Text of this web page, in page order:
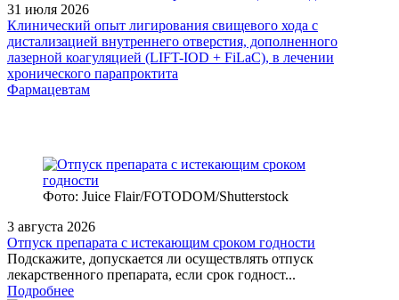
31 июля 2026
Клинический опыт лигирования свищевого хода с
дистализацией внутреннего отверстия, дополненного
лазерной коагуляцией (LIFT-IOD + FiLaC), в лечении
хронического парапроктита
Фармацевтам
Фото: Juice Flair/FOTODOM/Shutterstoсk
3 августа 2026
Отпуск препарата с истекающим сроком годности
Подскажите, допускается ли осуществлять отпуск
лекарственного препарата, если срок годност...
Подробнее